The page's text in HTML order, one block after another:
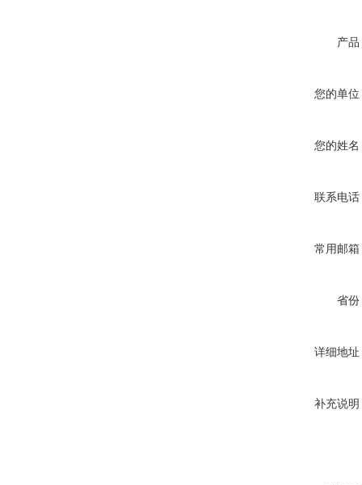
产品
您的单位
您的姓名
联系电话
常用邮箱
省份
详细地址
补充说明